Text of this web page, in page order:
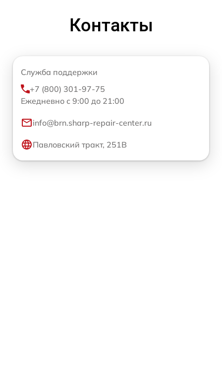
Контакты
Служба поддержки
+7 (800) 301-97-75
Ежедневно с 9:00 до 21:00
info@brn.sharp-repair-center.ru
Павловский тракт, 251В